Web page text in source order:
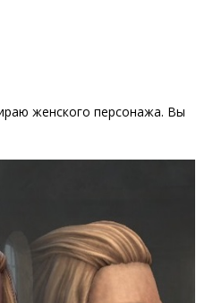
женского персонажа. Вы